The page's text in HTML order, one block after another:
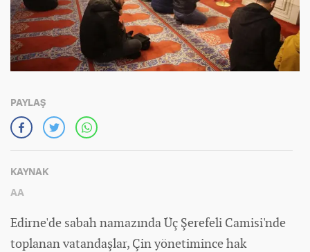
PAYLAŞ
KAYNAK
AA
Edirne'de sabah namazında Üç Şerefeli Camisi'nde
toplanan vatandaşlar, Çin yönetimince hak